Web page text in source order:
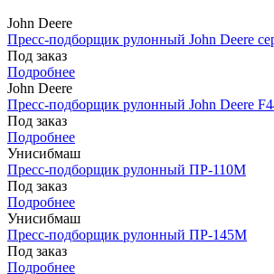
John Deere
Пресс-подборщик рулонный John Deere
Под заказ
Подробнее
John Deere
Пресс-подборщик рулонный John Deere
Под заказ
Подробнее
Унисибмаш
Пресс-подборщик рулонный ПР-110М
Под заказ
Подробнее
Унисибмаш
Пресс-подборщик рулонный ПР-145М
Под заказ
Подробнее